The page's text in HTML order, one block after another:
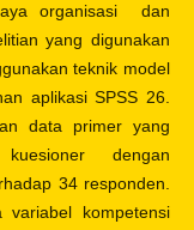
organisasi dan
yang digunakan
teknik model
aplikasi SPSS 26.
data primer yang
dengan
34 responden.
variabel kompetensi